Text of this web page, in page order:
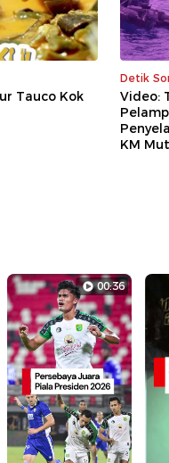
Tauco Kok
Detik
Video:
KM
00:36